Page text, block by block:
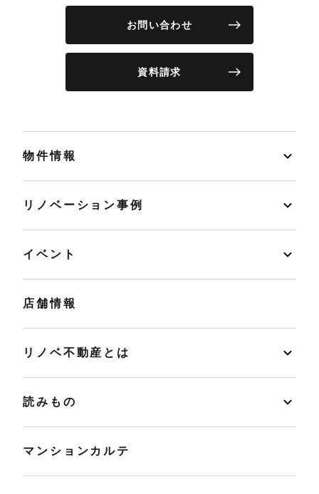
お問い合わせ
資料請求
物件情報
リノベーション事例
イベント
店舗情報
リノベ不動産とは
読みもの
マンションカルテ